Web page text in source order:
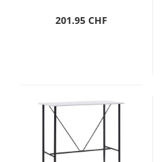
201.95 CHF